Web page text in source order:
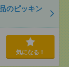
のピッキン
気になる！